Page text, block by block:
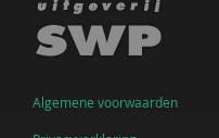
Algemene voorwaarden